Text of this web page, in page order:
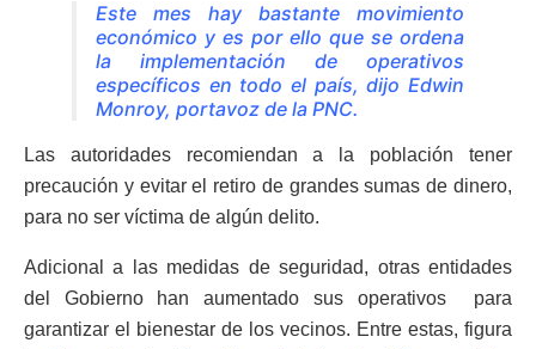
Este mes hay bastante movimiento
económico y es por ello que se ordena
la implementación de operativos
específicos en todo el país, dijo Edwin
Monroy, portavoz de la PNC.
Las autoridades recomiendan a la población tener
precaución y evitar el retiro de grandes sumas de dinero,
para no ser víctima de algún delito.
Adicional a las medidas de seguridad, otras entidades
del Gobierno han aumentado sus operativos para
garantizar el bienestar de los vecinos. Entre estas, figura